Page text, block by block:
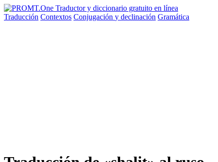
Traducción Contextos Conjugación y declinación Gramática